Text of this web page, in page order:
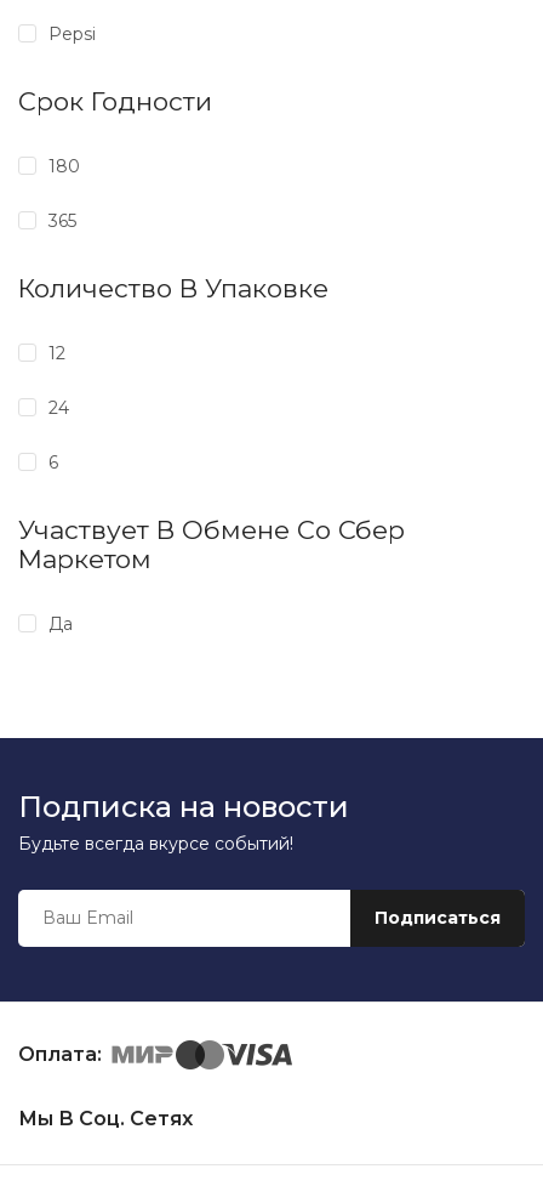
Pepsi
Срок Годности
180
365
Количество В Упаковке
12
24
6
Участвует В Обмене Со Сбер
Маркетом
Да
Подписка на новости
Будьте всегда вкурсе событий!
Оплата:
Мы В Соц. Сетях